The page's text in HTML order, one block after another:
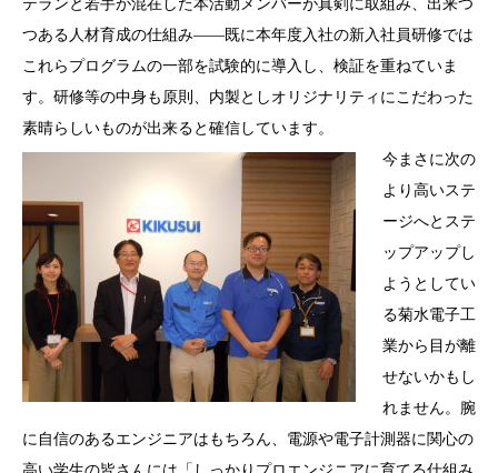
テランと若手が混在した本活動メンバーが真剣に取組み、出来つ
つある人材育成の仕組み――既に本年度入社の新入社員研修では
これらプログラムの一部を試験的に導入し、検証を重ねていま
す。研修等の中身も原則、内製としオリジナリティにこだわった
素晴らしいものが出来ると確信しています。
今まさに次の
より高いステ
ージへとステ
ップアップし
ようとしてい
る菊水電子工
業から目が離
せないかもし
れません。腕
に自信のあるエンジニアはもちろん、電源や電子計測器に関心の